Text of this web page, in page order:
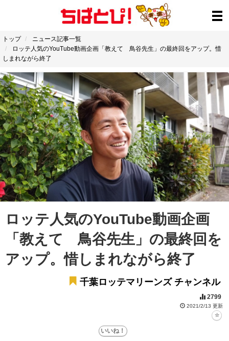
トップ
ニュース記事一覧
ロッテ人気のYouTube動画企画「教えて 鳥谷先生」の最終回をアップ。惜
しまれながら終了
ロッテ人気のYouTube動画企画
「教えて 鳥谷先生」の最終回を
アップ。惜しまれながら終了
千葉ロッテマリーンズ チャンネル
2799
2021/2/13 更新